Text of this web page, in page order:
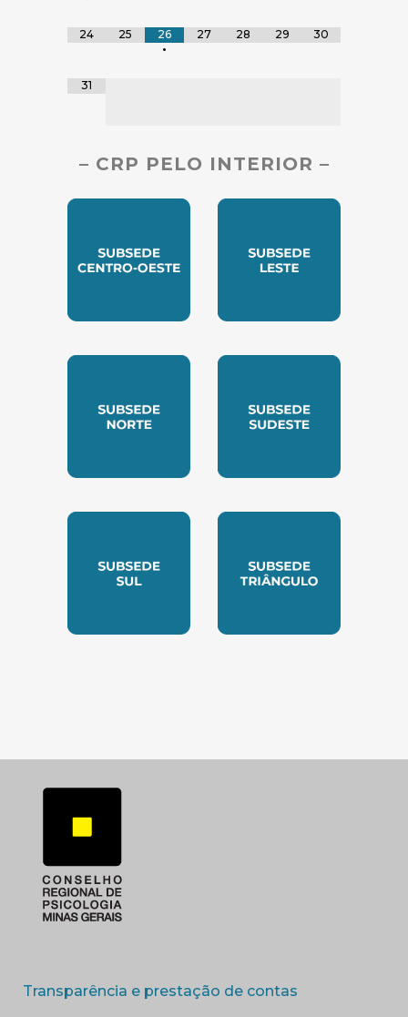
24 25
26
•
27 28 29 30
31
– CRP PELO INTERIOR –
Transparência e prestação de contas